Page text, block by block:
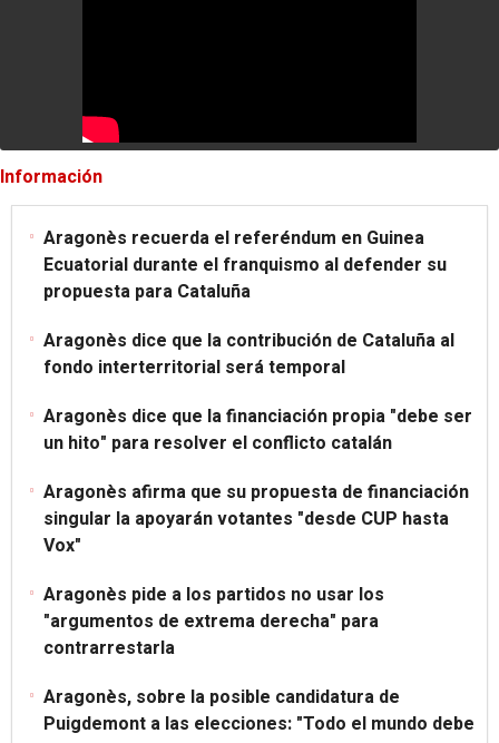
Información
Aragonès recuerda el referéndum en Guinea
Ecuatorial durante el franquismo al defender su
propuesta para Cataluña
Aragonès dice que la contribución de Cataluña al
fondo interterritorial será temporal
Aragonès dice que la financiación propia "debe ser
un hito" para resolver el conflicto catalán
Aragonès afirma que su propuesta de financiación
singular la apoyarán votantes "desde CUP hasta
Vox"
Aragonès pide a los partidos no usar los
"argumentos de extrema derecha" para
contrarrestarla
Aragonès, sobre la posible candidatura de
Puigdemont a las elecciones: "Todo el mundo debe